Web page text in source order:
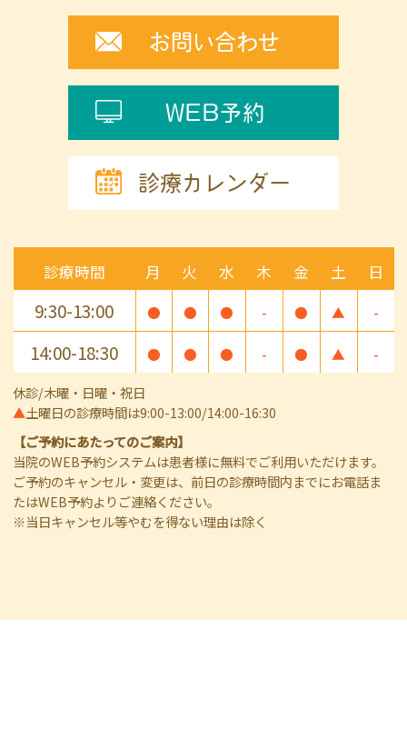
お問い合わせ
WEB予約
診療カレンダー
診療時間 月 火 水 木 金 土 日
9:30-13:00 ● ● ● - ● ▲ -
14:00-18:30 ● ● ● - ● ▲ -
休診/木曜・日曜・祝日
▲土曜日の診療時間は9:00-13:00/14:00-16:30
【ご予約にあたってのご案内】
当院のWEB予約システムは患者様に無料でご利用いただけます。
ご予約のキャンセル・変更は、前日の診療時間内までにお電話ま
たはWEB予約よりご連絡ください。
※当日キャンセル等やむを得ない理由は除く